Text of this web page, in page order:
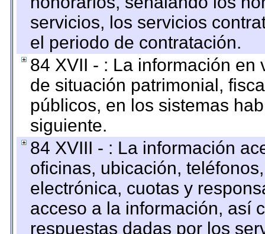
servicios, los servicios
el periodo de contratación.
84 XVII - : La información
de situación patrimonial,
públicos, en los sistemas
siguiente.
84 XVIII - : La información
oficinas, ubicación,
electrónica, cuotas y
acceso a la información, así
respuestas dadas por los